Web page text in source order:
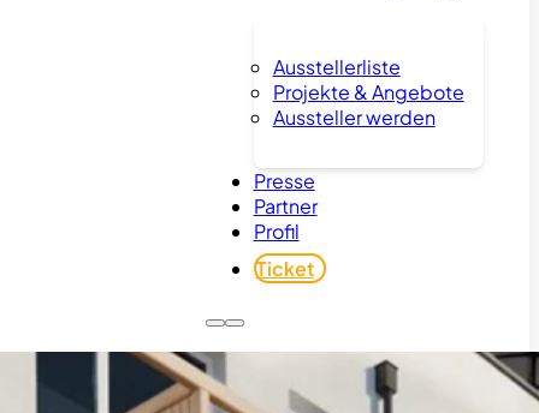
Ausstellerliste
Projekte & Angebote
Aussteller werden
Presse
Partner
Profil
Ticket